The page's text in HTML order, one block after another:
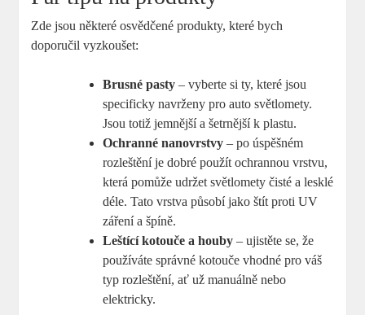
Zde jsou některé osvědčené produkty, které bych
doporučil vyzkoušet:
Brusné pasty – vyberte si ty, které ⁤jsou
specificky⁢ navrženy pro auto světlomety.
Jsou totiž jemnější ‍a šetrnější k plastu.
Ochranné nanovrstvy – po úspěšném
rozleštění je dobré použít ochrannou vrstvu,
která pomůže udržet světlomety čisté a lesklé
déle. Tato vrstva působí ⁢jako štít proti ​UV
záření a⁤ špíně.
Leštící kotouče a houby – ujistěte se, že
používáte správné kotouče vhodné pro ‌váš
typ rozleštění,‌ ať už manuálně nebo
elektricky.